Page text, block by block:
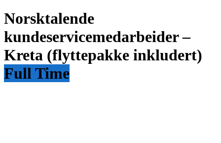
Norsktalende
kundeservicemedarbeider –
Kreta (flyttepakke inkludert)
Full Time